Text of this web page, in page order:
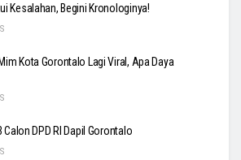
Kesalahan, Begini Kronologinya!
Kota Gorontalo Lagi Viral, Apa Daya
Calon DPD RI Dapil Gorontalo